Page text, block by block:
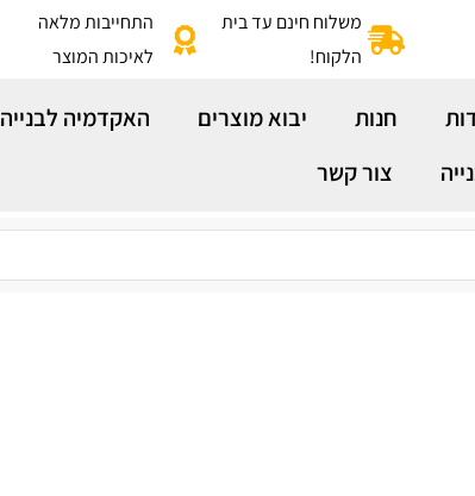
משלוח חינם עד בית
הלקוח!
התחייבות מלאה
לאיכות המוצר
חנות יבוא מוצרים האקדמיה לבנייה
צור קשר